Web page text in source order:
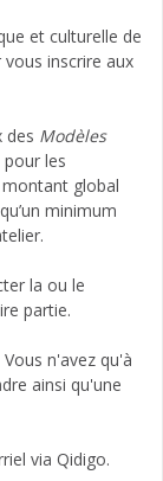
et culturelle de
inscrire aux
des Modèles
les
global
minimum
la ou le
partie.
n'avez qu'à
ainsi qu'une
via Qidigo.